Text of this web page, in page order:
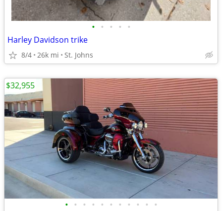
• • • • •
Harley Davidson trike
8/4 26k mi St. Johns
• • • • • • • • • • •
$32,955